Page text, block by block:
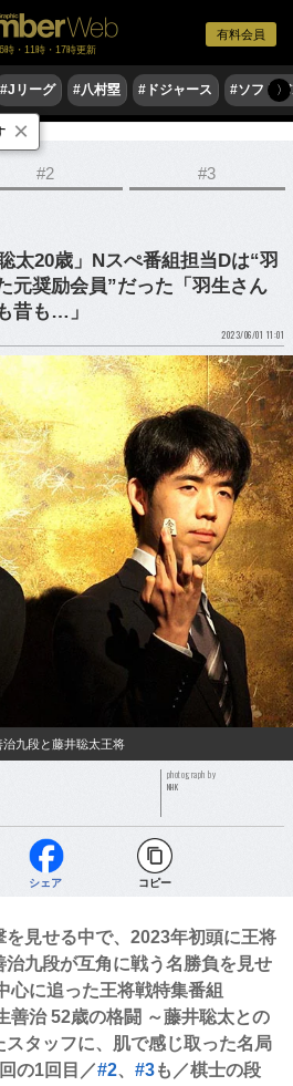
有料会員
時・11時・17時更新
#Jリーグ #八村塁 #ドジャース #ソフト〉
#2 #3
太20歳」Nスぺ番組担当Dは“羽
元奨励会員”だった「羽生さん
昔も…」
2023/06/01 11:01
九段と藤井聡太王将
photograph by
NHK
シェア コピー
見せる中で、2023年初頭に王将
九段が互角に戦う名勝負を見せ
心に追った王将戦特集番組
善治 52歳の格闘 ～藤井聡太との
タッフに、肌で感じ取った名局
の1回目／#2、 #3も／棋士の段
×